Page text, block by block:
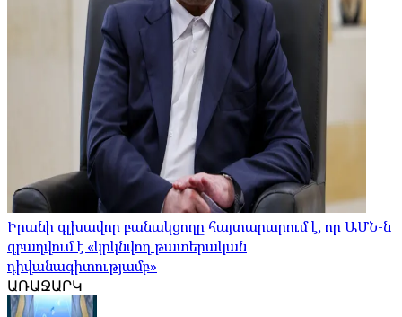
Իրանի գլխավոր բանակցողը հայտարարում է, որ ԱՄՆ-ն
զբաղվում է «կրկնվող թատերական
դիվանագիտությամբ»
ԱՌԱՋԱՐԿ